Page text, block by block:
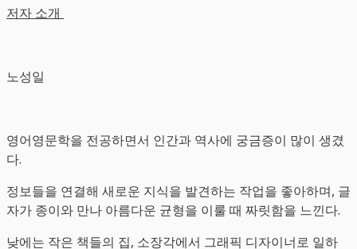
저자 소개
노성일
영어영문학을 전공하면서 인간과 역사에 궁금증이 많이 생겼
다.
정보들을 연결해 새로운 지식을 발견하는 작업을 좋아하며, 글
자가 종이와 만나 아름다운 균형을 이룰 때 짜릿함을 느낀다.
낮에는 작은 책들의 집, 소장각에서 그래픽 디자이너로 일하